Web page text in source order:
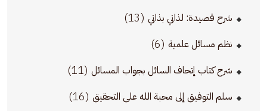
شرح قصيدة: لذاتي بذاتي (13)
نظم مسائل علمية (6)
شرح كتاب إتحاف السائل بجواب المسائل (11)
سلم التوفيق إلى محبة الله على التحقيق (16)